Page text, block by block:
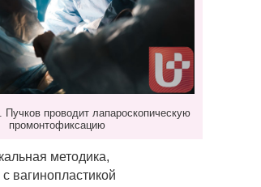
проводит лапароскопическую
промонтофиксацию
методика,
вагинопластикой